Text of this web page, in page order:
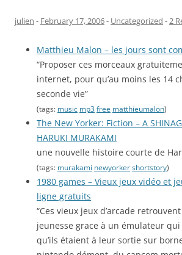
julien - February 17, 2006- Uncategorized -2
Matthieu Malon – les jours sont
“Proposer ces morceaux
internet, pour qu’au moins les 14
seconde vie”
(tags: music mp3 free matthieumalon)
The New Yorker: Fiction – A
HARUKI MURAKAMI
une nouvelle histoire courte de
(tags: murakami newyorker shortstory)
1980 games – Vieux jeux vidéo et
ligne gratuits
“Ces vieux jeux d’arcade
jeunesse grace à un émulateur
qu’ils étaient à leur sortie sur